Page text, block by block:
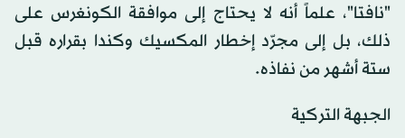
"نافتا"، علماً أنه لا يحتاج إلى موافقة الكونغرس على
ذلك، بل إلى مجرّد إخطار المكسيك وكندا بقراره قبل
ستة أشهر من نفاذه.
الجبهة التركية